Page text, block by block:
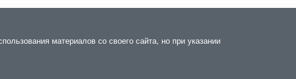
материалов со своего сайта, но при указании